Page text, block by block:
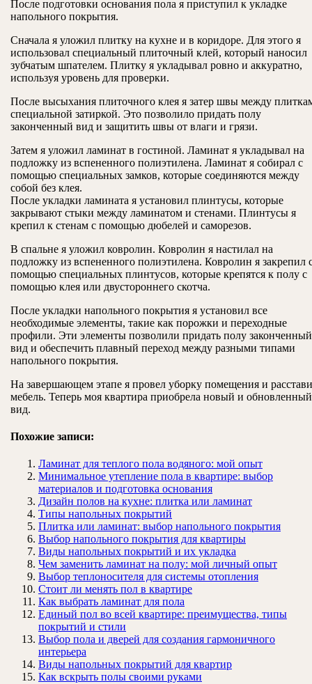
После подготовки основания пола я приступил к укладке
напольного покрытия.
Сначала я уложил плитку на кухне и в коридоре. Для этого я
использовал специальный плиточный клей, который наносил
зубчатым шпателем. Плитку я укладывал ровно и аккуратно,
используя уровень для проверки.
После высыхания плиточного клея я затер швы между
специальной затиркой. Это позволило придать полу
законченный вид и защитить швы от влаги и грязи.
Затем я уложил ламинат в гостиной. Ламинат я укладывал на
подложку из вспененного полиэтилена. Ламинат я собирал с
помощью специальных замков, которые соединяются между
собой без клея.
После укладки ламината я установил плинтусы, которые
закрывают стыки между ламинатом и стенами. Плинтусы я
крепил к стенам с помощью дюбелей и саморезов.
В спальне я уложил ковролин. Ковролин я настилал на
подложку из вспененного полиэтилена. Ковролин я закрепил
помощью специальных плинтусов, которые крепятся к полу с
помощью клея или двустороннего скотча.
После укладки напольного покрытия я установил все
необходимые элементы, такие как порожки и переходные
профили. Эти элементы позволили придать полу законченный
вид и обеспечить плавный переход между разными типами
напольного покрытия.
На завершающем этапе я провел уборку помещения и
мебель. Теперь моя квартира приобрела новый и обновленный
вид.
Похожие записи:
Ламинат для теплого пола водяного: мой опыт
Минимальное утепление пола в квартире: выбор
материалов и подготовка основания
Дизайн полов на кухне: плитка или ламинат
Типы напольных покрытий
Плитка или ламинат: выбор напольного покрытия
Выбор напольного покрытия для квартиры
Виды напольных покрытий и их укладка
Чем заменить ламинат на полу: мой личный опыт
Выбор теплоносителя для системы отопления
Стоит ли менять пол в квартире
Как выбрать ламинат для пола
Единый пол во всей квартире: преимущества, типы
покрытий и стили
Выбор пола и дверей для создания гармоничного
интерьера
Виды напольных покрытий для квартир
Как вскрыть полы своими руками